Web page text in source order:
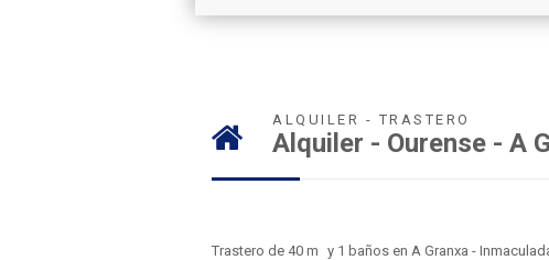
ALQUILER - TRASTERO
Alquiler - Ourense - A
Trastero de 40 m y 1 baños en A Granxa -